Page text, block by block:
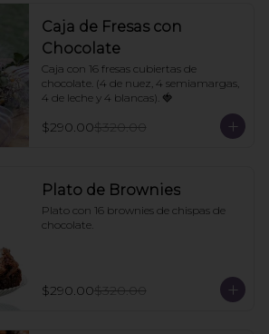
Caja de Fresas con
Chocolate
Caja con 16 fresas cubiertas de
chocolate. (4 de nuez, 4 semiamargas,
4 de leche y 4 blancas). 🍓
$290.00$320.00
Plato de Brownies
Plato con 16 brownies de chispas de
chocolate.
$290.00$320.00